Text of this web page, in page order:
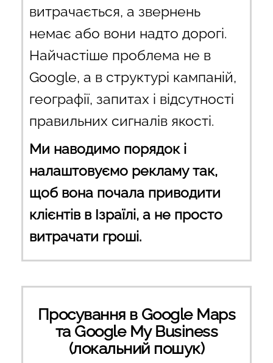
витрачається, а звернень
немає або вони надто дорогі.
Найчастіше проблема не в
Google, а в структурі кампаній,
географії, запитах і відсутності
правильних сигналів якості.
Ми наводимо порядок і
налаштовуємо рекламу так,
щоб вона почала приводити
клієнтів в Ізраїлі, а не просто
витрачати гроші.
Просування в Google Maps
та Google My Business
(локальний пошук)